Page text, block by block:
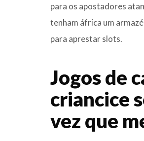
para os apostadores
tenham áfrica um
para aprestar slots.
Jogos de
criancice
vez que